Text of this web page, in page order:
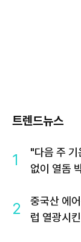
트렌드뉴스
1
"다음 주
없이 열돔
2
중국산 에
럽 열광시